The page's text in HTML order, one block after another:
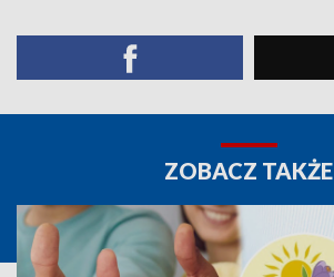
ZOBACZ TAKŻE